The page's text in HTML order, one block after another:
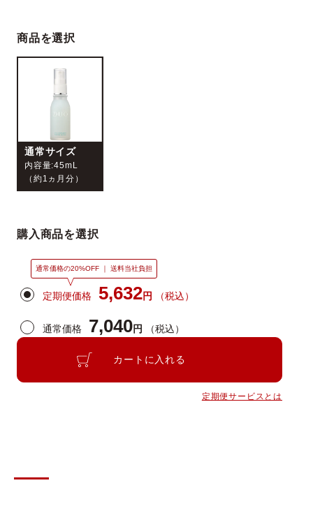
ベストコスメ受賞履歴
商品を選択
通常サイズ
内容量:45mL
（約1ヵ月分）
購入商品を選択
定期便価格 5,632円 （税込）
通常価格の20%OFF ｜ 送料当社負担
通常価格 7,040円 （税込）
カートに入れる
定期便サービスとは